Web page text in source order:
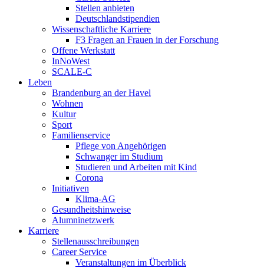
Stellen anbieten
Deutschlandstipendien
Wissenschaftliche Karriere
F3 Fragen an Frauen in der Forschung
Offene Werkstatt
InNoWest
SCALE-C
Leben
Brandenburg an der Havel
Wohnen
Kultur
Sport
Familienservice
Pflege von Angehörigen
Schwanger im Studium
Studieren und Arbeiten mit Kind
Corona
Initiativen
Klima-AG
Gesundheitshinweise
Alumninetzwerk
Karriere
Stellenausschreibungen
Career Service
Veranstaltungen im Überblick